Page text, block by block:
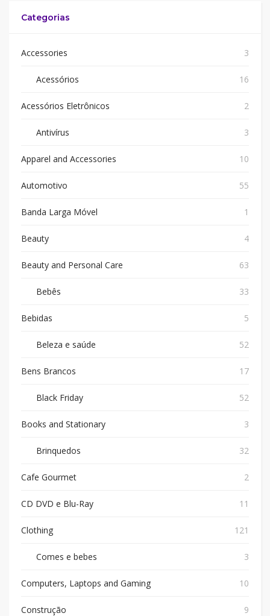
Categorias
Accessories 3
Acessórios 16
Acessórios Eletrônicos 2
Antivírus 3
Apparel and Accessories 10
Automotivo 55
Banda Larga Móvel 1
Beauty 4
Beauty and Personal Care 63
Bebês 33
Bebidas 5
Beleza e saúde 52
Bens Brancos 17
Black Friday 52
Books and Stationary 3
Brinquedos 32
Cafe Gourmet 2
CD DVD e Blu-Ray 11
Clothing 121
Comes e bebes 3
Computers, Laptops and Gaming 10
Construção 9